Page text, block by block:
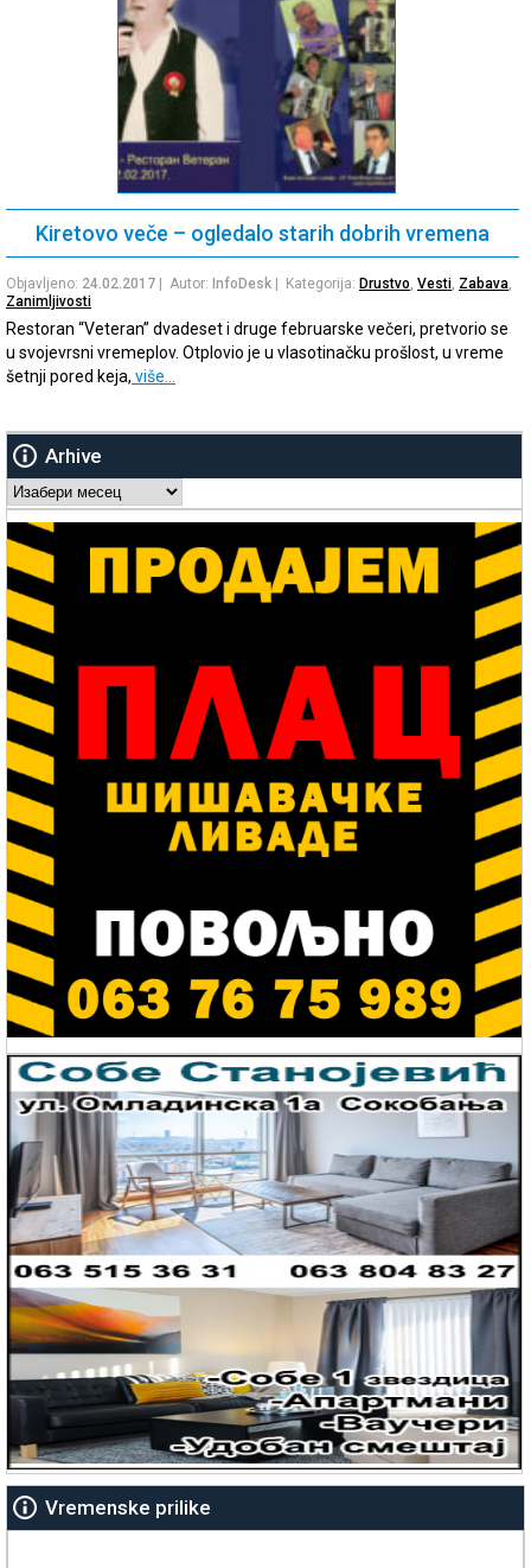
Kiretovo veče – ogledalo starih dobrih vremena
Objavljeno: 24.02.2017 | Autor: InfoDesk | Kategorija: Drustvo, Vesti, Zabava,
Zanimljivosti
Restoran “Veteran” dvadeset i druge februarske večeri, pretvorio se
u svojevrsni vremeplov. Otplovio je u vlasotinačku prošlost, u vreme
šetnji pored keja, više…
Arhive
Arhive
Vremenske prilike